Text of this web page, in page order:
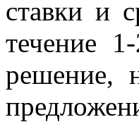
ставки и
течение
решение,